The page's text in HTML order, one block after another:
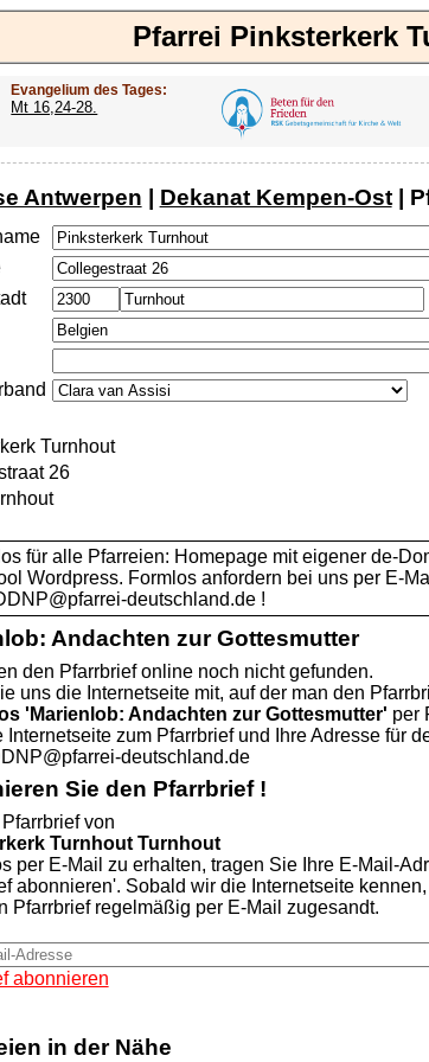
Pfarrei Pinksterkerk
Evangelium des Tages:
Mt 16,24-28.
Antwerpen | Dekanat Kempen-Ost|
Turnhout
26
für alle Pfarreien: Homepage mit eigener de-
Wordpress. Formlos anfordern bei uns per E-
deutschland.de !
Andachten zur Gottesmutter
den Pfarrbrief online noch nicht gefunden.
uns die Internetseite mit, auf der man den
'Marienlob: Andachten zur Gottesmutter' per
Internetseite zum Pfarrbrief und Ihre Adresse für
deutschland.de
Sie den Pfarrbrief !
von
Turnhout Turnhout
per E-Mail zu erhalten, tragen Sie Ihre E-Mail-
abonnieren'. Sobald wir die Internetseite
Pfarrbrief regelmäßig per E-Mail zugesandt.
abonnieren
in der Nähe